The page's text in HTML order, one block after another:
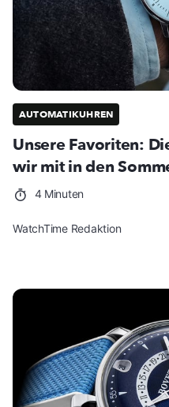
AUTOMATIKUHREN
Unsere Favoriten:
wir mit in den
4 Minuten
WatchTime Redaktion